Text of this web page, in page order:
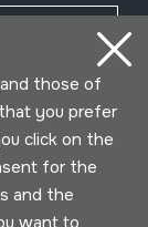
those of
you prefer
click on the
for the
and the
want to